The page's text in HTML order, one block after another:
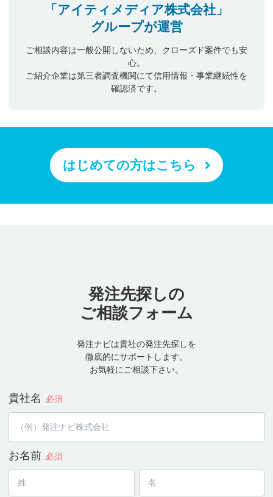
「アイティメディア株式会社」
グループが運営
ご相談内容は一般公開しないため、クローズド案件でも安
心。
ご紹介企業は第三者調査機関にて信用情報・事業継続性を
確認済です。
はじめての方はこちら
発注先探しの
ご相談フォーム
発注ナビは貴社の発注先探しを
徹底的にサポートします。
お気軽にご相談下さい。
貴社名 必須
お名前 必須